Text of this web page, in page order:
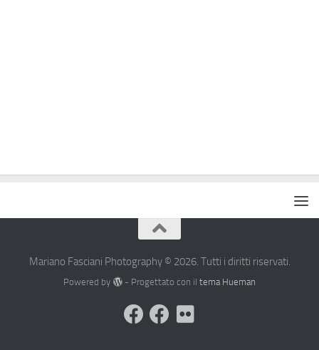
Mariano Fasciani Photography © 2026. Tutti i diritti riservati.
Powered by - Progettato con il tema Hueman